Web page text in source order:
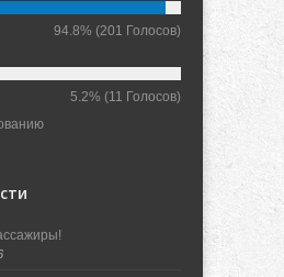
94.8% (201 Голосов)
5.2% (11 Голосов)